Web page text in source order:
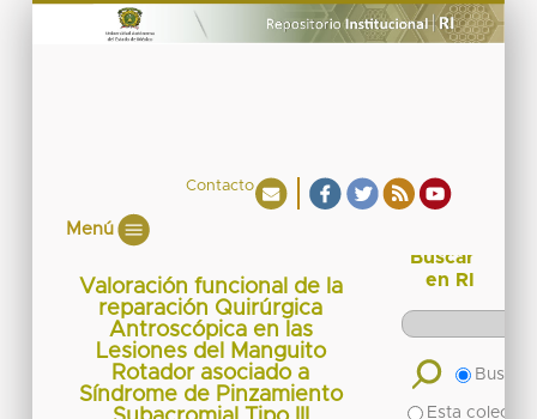
Contacto
Menú
Valoración funcional de la
reparación Quirúrgica
Antroscópica en las
Lesiones del Manguito
Rotador asociado a
Síndrome de Pinzamiento
Buscar
en RI
Buscar
Esta